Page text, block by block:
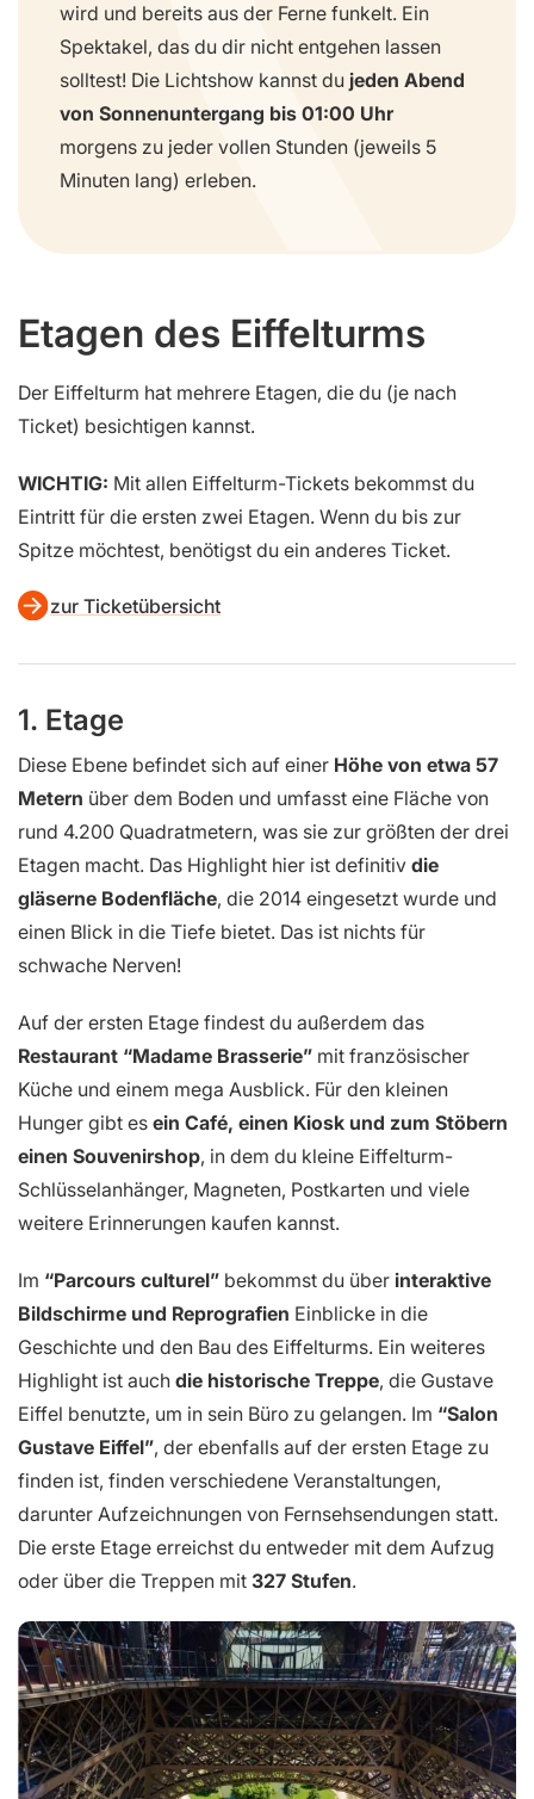
wird und bereits aus der Ferne funkelt. Ein
Spektakel, das du dir nicht entgehen lassen
solltest! Die Lichtshow kannst du jeden Abend
von Sonnenuntergang bis 01:00 Uhr
morgens zu jeder vollen Stunden (jeweils 5
Minuten lang) erleben.
Etagen des Eiffelturms
Der Eiffelturm hat mehrere Etagen, die du (je nach
Ticket) besichtigen kannst.
WICHTIG: Mit allen Eiffelturm-Tickets bekommst du
Eintritt für die ersten zwei Etagen. Wenn du bis zur
Spitze möchtest, benötigst du ein anderes Ticket.
zur Ticketübersicht
1. Etage
Diese Ebene befindet sich auf einer Höhe von etwa 57
Metern über dem Boden und umfasst eine Fläche von
rund 4.200 Quadratmetern, was sie zur größten der drei
Etagen macht. Das Highlight hier ist definitiv die
gläserne Bodenfläche, die 2014 eingesetzt wurde und
einen Blick in die Tiefe bietet. Das ist nichts für
schwache Nerven!
Auf der ersten Etage findest du außerdem das
Restaurant “Madame Brasserie” mit französischer
Küche und einem mega Ausblick. Für den kleinen
Hunger gibt es ein Café, einen Kiosk und zum Stöbern
einen Souvenirshop, in dem du kleine Eiffelturm-
Schlüsselanhänger, Magneten, Postkarten und viele
weitere Erinnerungen kaufen kannst.
Im “Parcours culturel” bekommst du über interaktive
Bildschirme und Reprografien Einblicke in die
Geschichte und den Bau des Eiffelturms. Ein weiteres
Highlight ist auch die historische Treppe, die Gustave
Eiffel benutzte, um in sein Büro zu gelangen. Im “Salon
Gustave Eiffel”, der ebenfalls auf der ersten Etage zu
finden ist, finden verschiedene Veranstaltungen,
darunter Aufzeichnungen von Fernsehsendungen statt.
Die erste Etage erreichst du entweder mit dem Aufzug
oder über die Treppen mit 327 Stufen.